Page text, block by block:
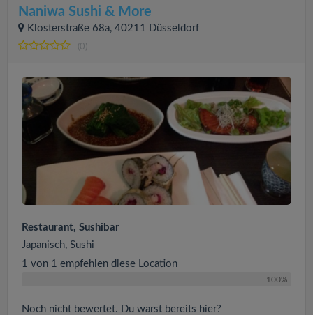
Naniwa Sushi & More
Klosterstraße 68a, 40211 Düsseldorf
(0)
Restaurant, Sushibar
Japanisch, Sushi
1 von 1 empfehlen diese Location
100%
Noch nicht bewertet. Du warst bereits hier?